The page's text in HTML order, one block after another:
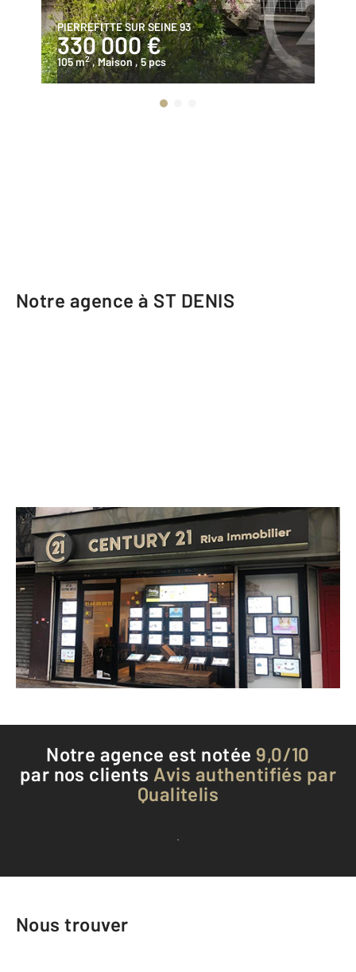
PIERREFITTE SUR SEINE 93
330 000 €
105 m2 , Maison , 5 pcs
Notre agence à ST DENIS
CENTURY 21 Riva Immobilier
96 rue Gabriel Péri
ST DENIS - 93200
Envoyer un message
Téléphoner à l'agence
Notre agence est notée 9,0/10
par nos clients Avis authentifiés par
Qualitelis
Voir tous les avis clients
Nous trouver